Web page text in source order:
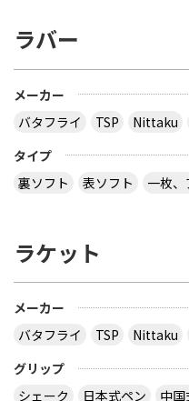
ラバー
メーカー
バタフライ
TSP Nittaku
タイプ
裏ソフト
表ソフト 一枚
ラケット
メーカー
バタフライ
TSP Nittaku
グリップ
シェーク
日本式ペン 中国